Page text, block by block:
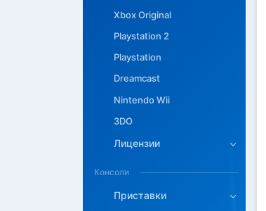
Xbox Original
Playstation 2
Playstation
Dreamcast
Nintendo Wii
3DO
Лицензии
Консоли
Приставки